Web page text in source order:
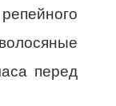
перед